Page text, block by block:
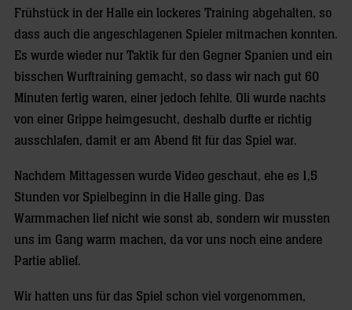
Frühstück in der Halle ein lockeres Training abgehalten, so
dass auch die angeschlagenen Spieler mitmachen konnten.
Es wurde wieder nur Taktik für den Gegner Spanien und ein
bisschen Wurftraining gemacht, so dass wir nach gut 60
Minuten fertig waren, einer jedoch fehlte. Oli wurde nachts
von einer Grippe heimgesucht, deshalb durfte er richtig
ausschlafen, damit er am Abend fit für das Spiel war.
Nachdem Mittagessen wurde Video geschaut, ehe es 1,5
Stunden vor Spielbeginn in die Halle ging. Das
Warmmachen lief nicht wie sonst ab, sondern wir mussten
uns im Gang warm machen, da vor uns noch eine andere
Partie ablief.
Wir hatten uns für das Spiel schon viel vorgenommen,